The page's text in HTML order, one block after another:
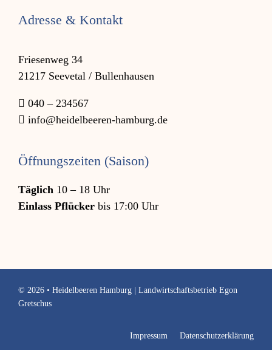
Adresse & Kontakt
Friesenweg 34
21217 Seevetal / Bullenhausen
040 – 234567
info@heidelbeeren-hamburg.de
Öffnungszeiten (Saison)
Täglich10 – 18 Uhr
Einlass Pflückerbis 17:00 Uhr
© 2026 • Heidelbeeren Hamburg | Landwirtschaftsbetrieb Egon
Gretschus
Impressum Datenschutzerklärung